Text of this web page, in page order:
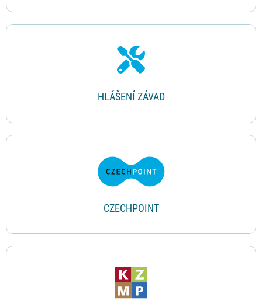
HLÁŠENÍ ZÁVAD
CZECHPOINT